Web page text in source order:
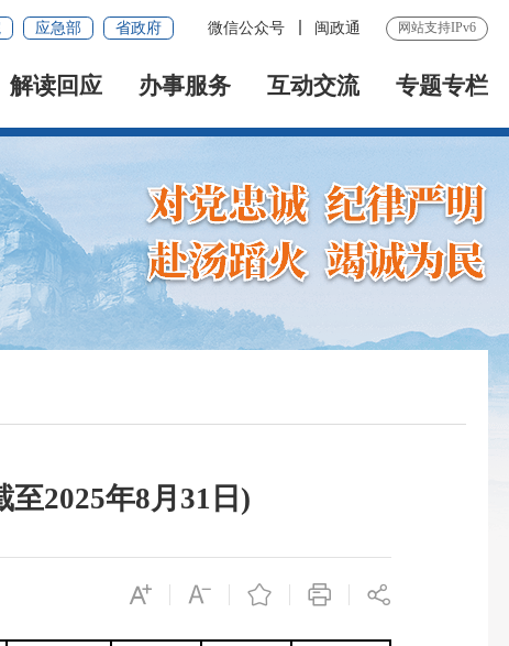
应急部 省政府 微信公众号 闽政通 网站支持IPv6
解读回应 办事服务 互动交流 专题专栏
2025年8月31日)